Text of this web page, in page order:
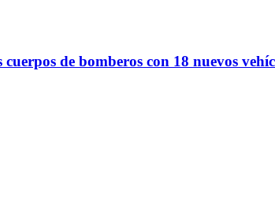
de bomberos con 18 nuevos